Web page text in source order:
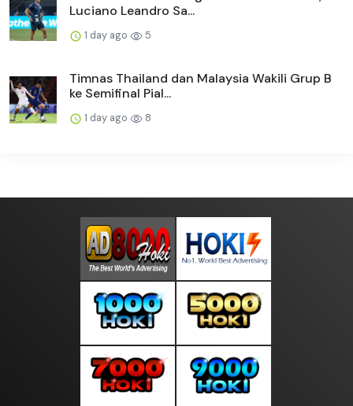
Luciano Leandro Sa...
1 day ago 5
Timnas Thailand dan Malaysia Wakili Grup B
ke Semifinal Pial...
1 day ago 8